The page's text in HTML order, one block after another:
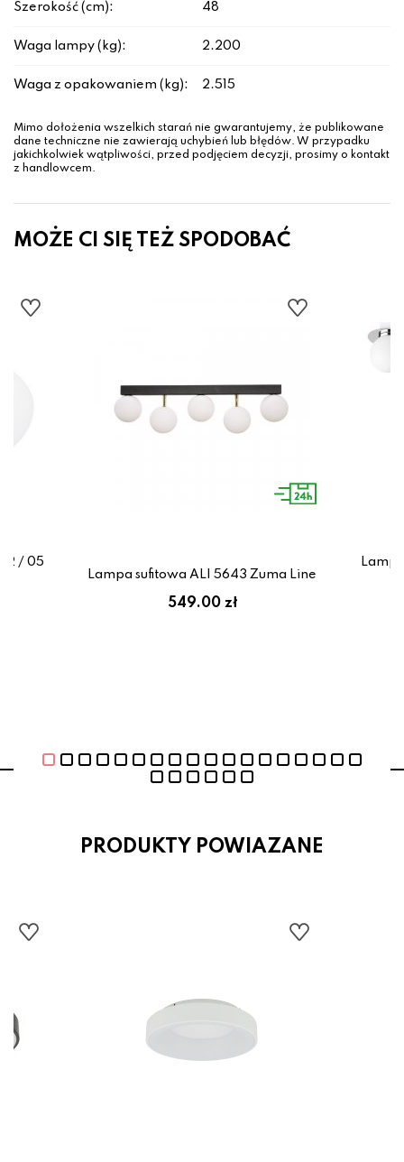
Szerokość (cm): 48
Waga lampy (kg): 2.200
Waga z opakowaniem (kg): 2.515
Mimo dołożenia wszelkich starań nie gwarantujemy, że publikowane
dane techniczne nie zawierają uchybień lub błędów. W przypadku
jakichkolwiek wątpliwości, przed podjęciem decyzji, prosimy o kontakt
z handlowcem.
MOŻE CI SIĘ TEŻ SPODOBAĆ
/ 05
Lampa sufitowa ALI 5643 Zuma Line
549.00 zł
PRODUKTY POWIAZANE